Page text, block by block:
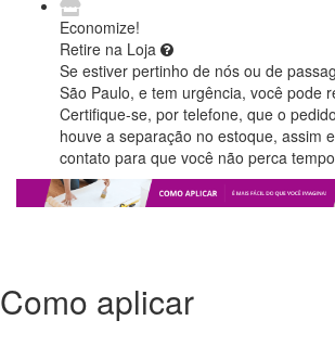
Economize!
Retire na Loja
Se estiver pertinho de nós ou de
São Paulo, e tem urgência, você pode
Certifique-se, por telefone, que o
houve a separação no estoque, assim
contato para que você não perca
Como aplicar